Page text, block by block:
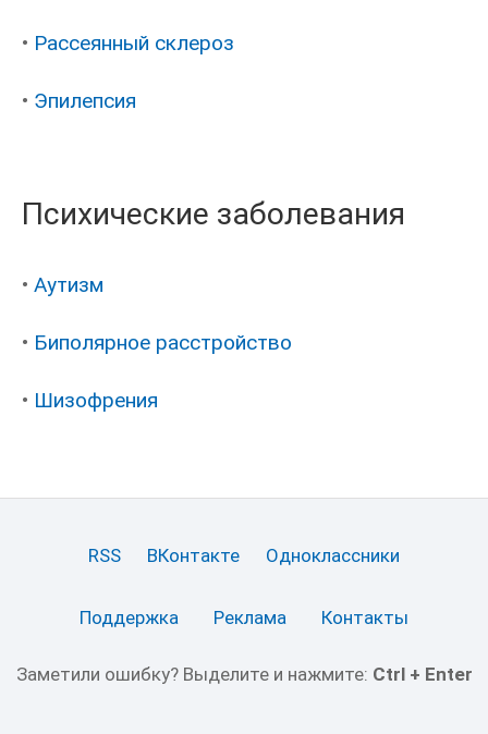
• Рассеянный склероз
• Эпилепсия
Психические заболевания
• Аутизм
• Биполярное расстройство
• Шизофрения
RSS ВКонтакте Одноклассники
Поддержка Реклама Контакты
Заметили ошибку? Выделите и нажмите: Ctrl + Enter